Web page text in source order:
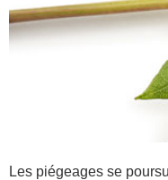
Les piégeages se